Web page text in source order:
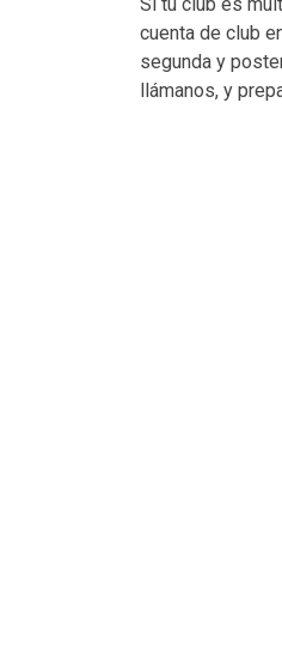
cuenta de club
segunda y
llámanos, y